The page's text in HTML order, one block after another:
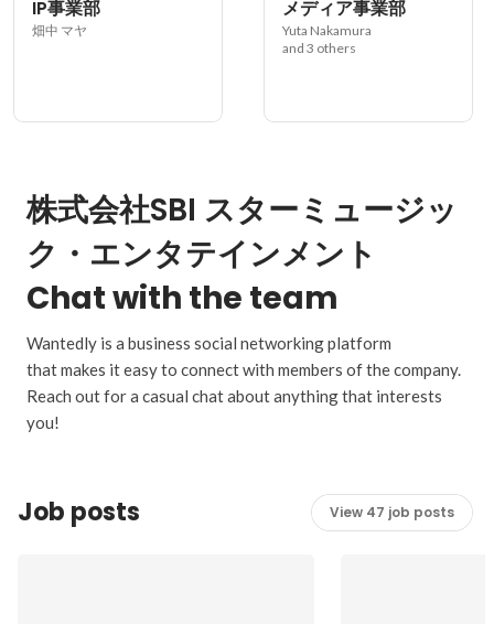
IP事業部
畑中 マヤ
メディア事業部
Yuta Nakamura
and 3 others
株式会社SBI スターミュージッ
ク・エンタテインメント
Chat with the team
Wantedly is a business social networking platform
that makes it easy to connect with members of the company.
Reach out for a casual chat about anything that interests
you!
Job posts View 47 job posts